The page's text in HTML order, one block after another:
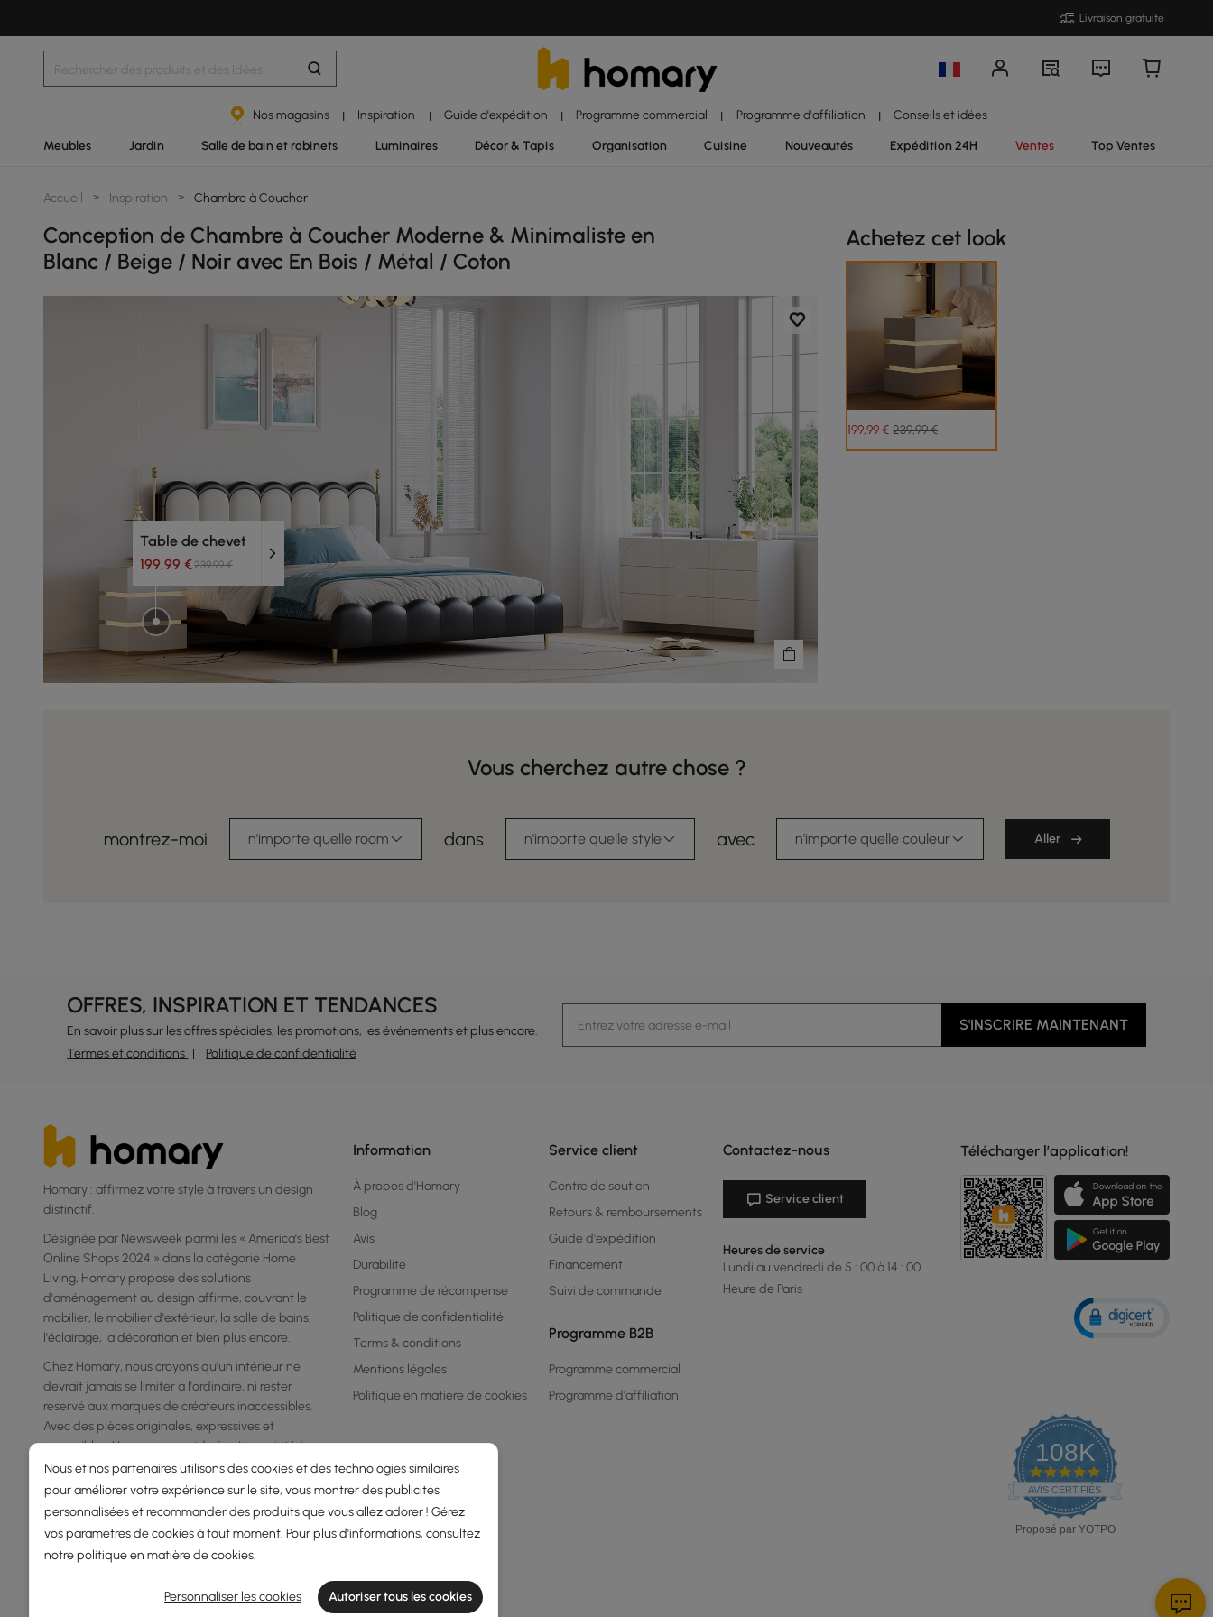
Livraison gratuite
Nos magasins | Inspiration | Guide d'expédition | Programme commercial | Programme d'affiliation | Conseils et idées
Meubles Jardin Salle de bain et robinets Luminaires Décor & Tapis Organisation Cuisine Nouveautés Expédition 24H Ventes Top Ventes
Accueil > Inspiration > Chambre à Coucher
Conception de Chambre à Coucher Moderne & Minimaliste en
Blanc / Beige / Noir avec En Bois / Métal / Coton
Table de chevet
199,99 €239,99 €
Achetez cet look
199,99€ 239,99 €
Vous cherchez autre chose ?
montrez-moi n'importe quelle room dans n'importe quelle style avec n'importe quelle couleur Aller
OFFRES, INSPIRATION ET TENDANCES
En savoir plus sur les offres spéciales, les promotions, les événements et plus encore.
Termes et conditions
Politique de confidentialité
S'INSCRIRE MAINTENANT
Homary : affirmez votre style à travers un design
distinctif.
Désignée par Newsweek parmi les « America's Best
Online Shops 2024 » dans la catégorie Home
Living, Homary propose des solutions
d'aménagement au design affirmé, couvrant le
mobilier, le mobilier d'extérieur, la salle de bains,
l'éclairage, la décoration et bien plus encore.
Chez Homary, nous croyons qu'un intérieur ne
devrait jamais se limiter à l'ordinaire, ni rester
réservé aux marques de créateurs inaccessibles.
Avec des pièces originales, expressives et
accessibles, Homary vous aide à créer un intérieur
qui reflète votre personnalité, votre goût et votre
façon de vivre.
Information
À propos d'Homary
Blog
Avis
Durabilité
Programme de récompense
Politique de confidentialité
Terms & conditions
Mentions légales
Politique en matière de cookies
Service client
Centre de soutien
Retours & remboursements
Guide d'expédition
Financement
Suivi de commande
Programme B2B
Programme commercial
Programme d'affiliation
Contactez-nous
Service client
Heures de service
Lundi au vendredi de 5 : 00 à 14 : 00
Heure de Paris
Télécharger l’application!
108K
4.9
star
rating
AVIS CERTIFIÉS
Proposé par YOTPO
Nous et nos partenaires utilisons des cookies et des technologies similaires
pour améliorer votre expérience sur le site, vous montrer des publicités
personnalisées et recommander des produits que vous allez adorer ! Gérez
vos paramètres de cookies à tout moment. Pour plus d'informations, consultez
notrepolitique en matière de cookies.
Personnaliser les cookies Autoriser tous les cookies